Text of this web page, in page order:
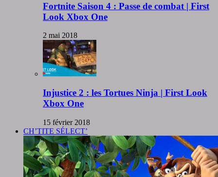
Fortnite Saison 4 : Passe de combat | First
Look Xbox One
2 mai 2018
Injustice 2 : les Tortues Ninja | First Look
Xbox One
15 février 2018
CH’TITE SÉLECT’